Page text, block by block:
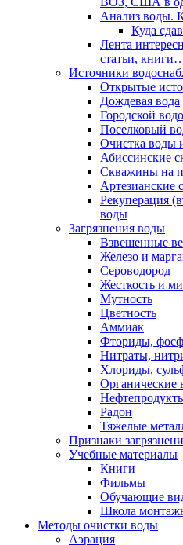
Анализ воды.
Куда
Лента
статьи,
Источники
Открытые
Дождевая вода
Городской
Поселковый
Очистка воды
Абиссинские
Скважины на
Артезианские
Рекуперация
воды
Загрязнения воды
Взвешенные
Железо и
Сероводород
Жесткость и
Мутность
Цветность
Аммиак
Фториды,
Нитраты,
Хлориды,
Органические
Радон
Тяжелые
Признаки
Учебные материалы
Книги
Фильмы
Обучающие
Школа
Методы очистки воды
Аэрация